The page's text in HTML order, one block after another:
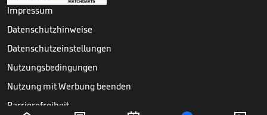
Impressum
Datenschutzhinweise
Datenschutzeinstellungen
Nutzungsbedingungen
Nutzung mit Werbung beenden
Barrierefreiheit